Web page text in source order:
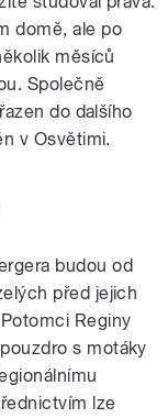
domě, ale po
měsíců
Společně
do dalšího
v Osvětimi.
budou od
před jejich
Reginy
s motáky
lze